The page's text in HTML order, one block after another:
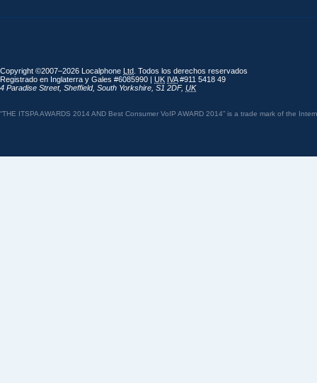
Copyright ©2007–2026 Localphone Ltd . Todos los derechos reservados
Registrado en Inglaterra y Gales #6085990 | UK IVA#911 5418 49
4 Paradise Street, Sheffield, South Yorkshire S1 2DF, UK
“THE ITSPA AWARDS 2014 AND Best Consumer VoIP AWARD 2014” is a trade mark of the